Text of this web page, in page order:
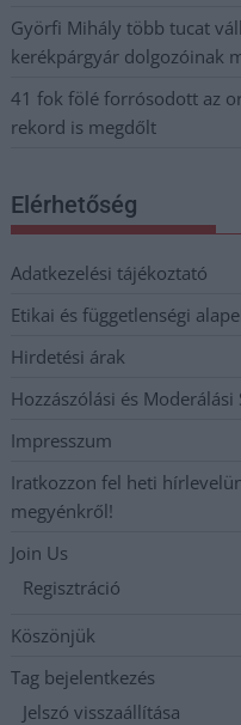
Györfi Mihály több tucat
kerékpárgyár dolgozóinak
41 fok fölé forrósodott az
rekord is megdőlt
Elérhetőség
Adatkezelési tájékoztató
Etikai és függetlenségi
Hirdetési árak
Hozzászólási és Moderálási
Impresszum
Iratkozzon fel heti
megyénkről!
Join Us
Regisztráció
Köszönjük
Tag bejelentkezés
Jelszó visszaállítása